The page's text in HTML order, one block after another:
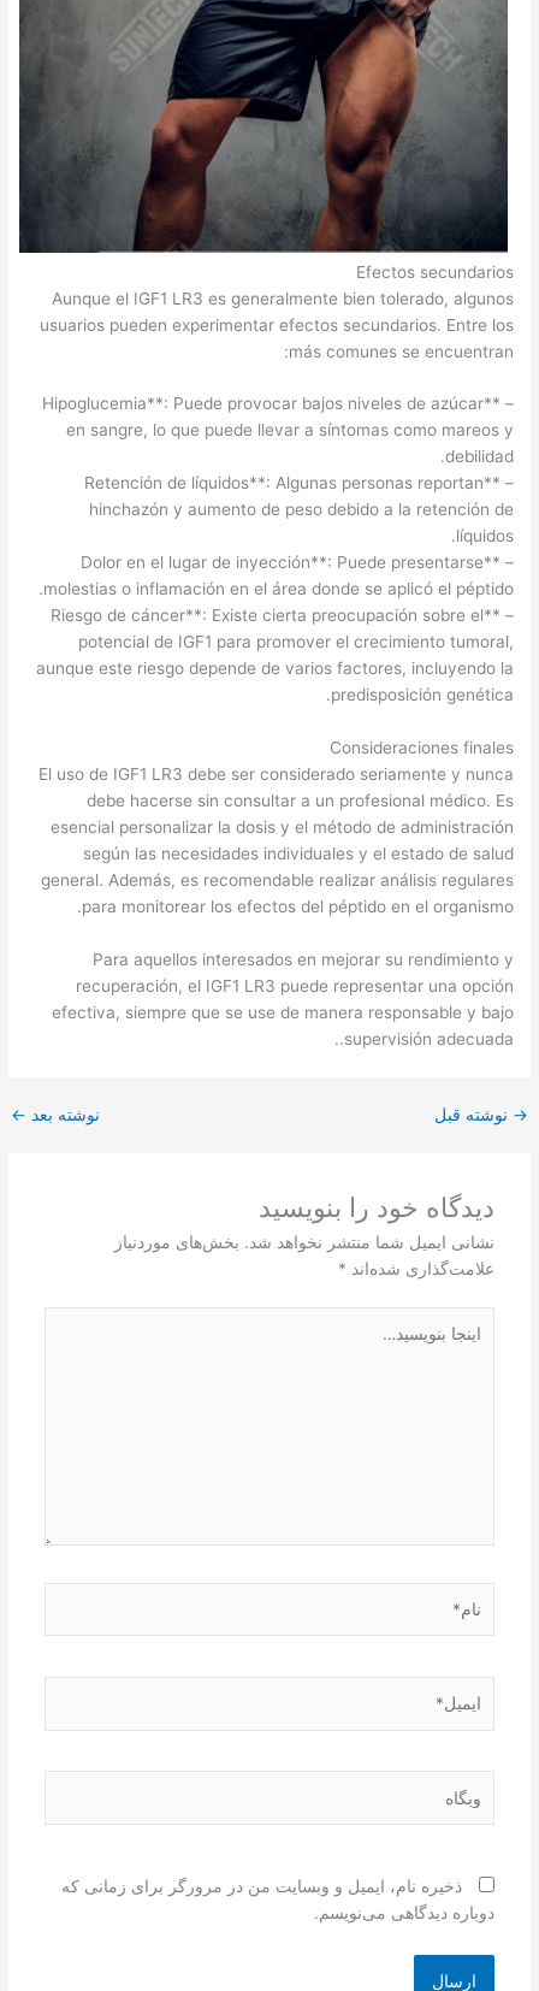
Efectos secundarios
Aunque el IGF1 LR3 es generalmente bien tolerado, algunos
usuarios pueden experimentar efectos secundarios. Entre los
más comunes se encuentran:
– **Hipoglucemia**: Puede provocar bajos niveles de azúcar
en sangre, lo que puede llevar a síntomas como mareos y
debilidad.
– **Retención de líquidos**: Algunas personas reportan
hinchazón y aumento de peso debido a la retención de
líquidos.
– **Dolor en el lugar de inyección**: Puede presentarse
molestias o inflamación en el área donde se aplicó el péptido.
– **Riesgo de cáncer**: Existe cierta preocupación sobre el
potencial de IGF1 para promover el crecimiento tumoral,
aunque este riesgo depende de varios factores, incluyendo la
predisposición genética.
Consideraciones finales
El uso de IGF1 LR3 debe ser considerado seriamente y nunca
debe hacerse sin consultar a un profesional médico. Es
esencial personalizar la dosis y el método de administración
según las necesidades individuales y el estado de salud
general. Además, es recomendable realizar análisis regulares
para monitorear los efectos del péptido en el organismo.
Para aquellos interesados en mejorar su rendimiento y
recuperación, el IGF1 LR3 puede representar una opción
efectiva, siempre que se use de manera responsable y bajo
supervisión adecuada..
→ نوشته قبل نوشته بعد ←
دیدگاه‌ خود را بنویسید
نشانی ایمیل شما منتشر نخواهد شد. بخش‌های موردنیاز
علامت‌گذاری شده‌اند *
بنویسید…
ذخیره نام، ایمیل و وبسایت من در مرورگر برای زمانی که
دوباره دیدگاهی می‌نویسم.